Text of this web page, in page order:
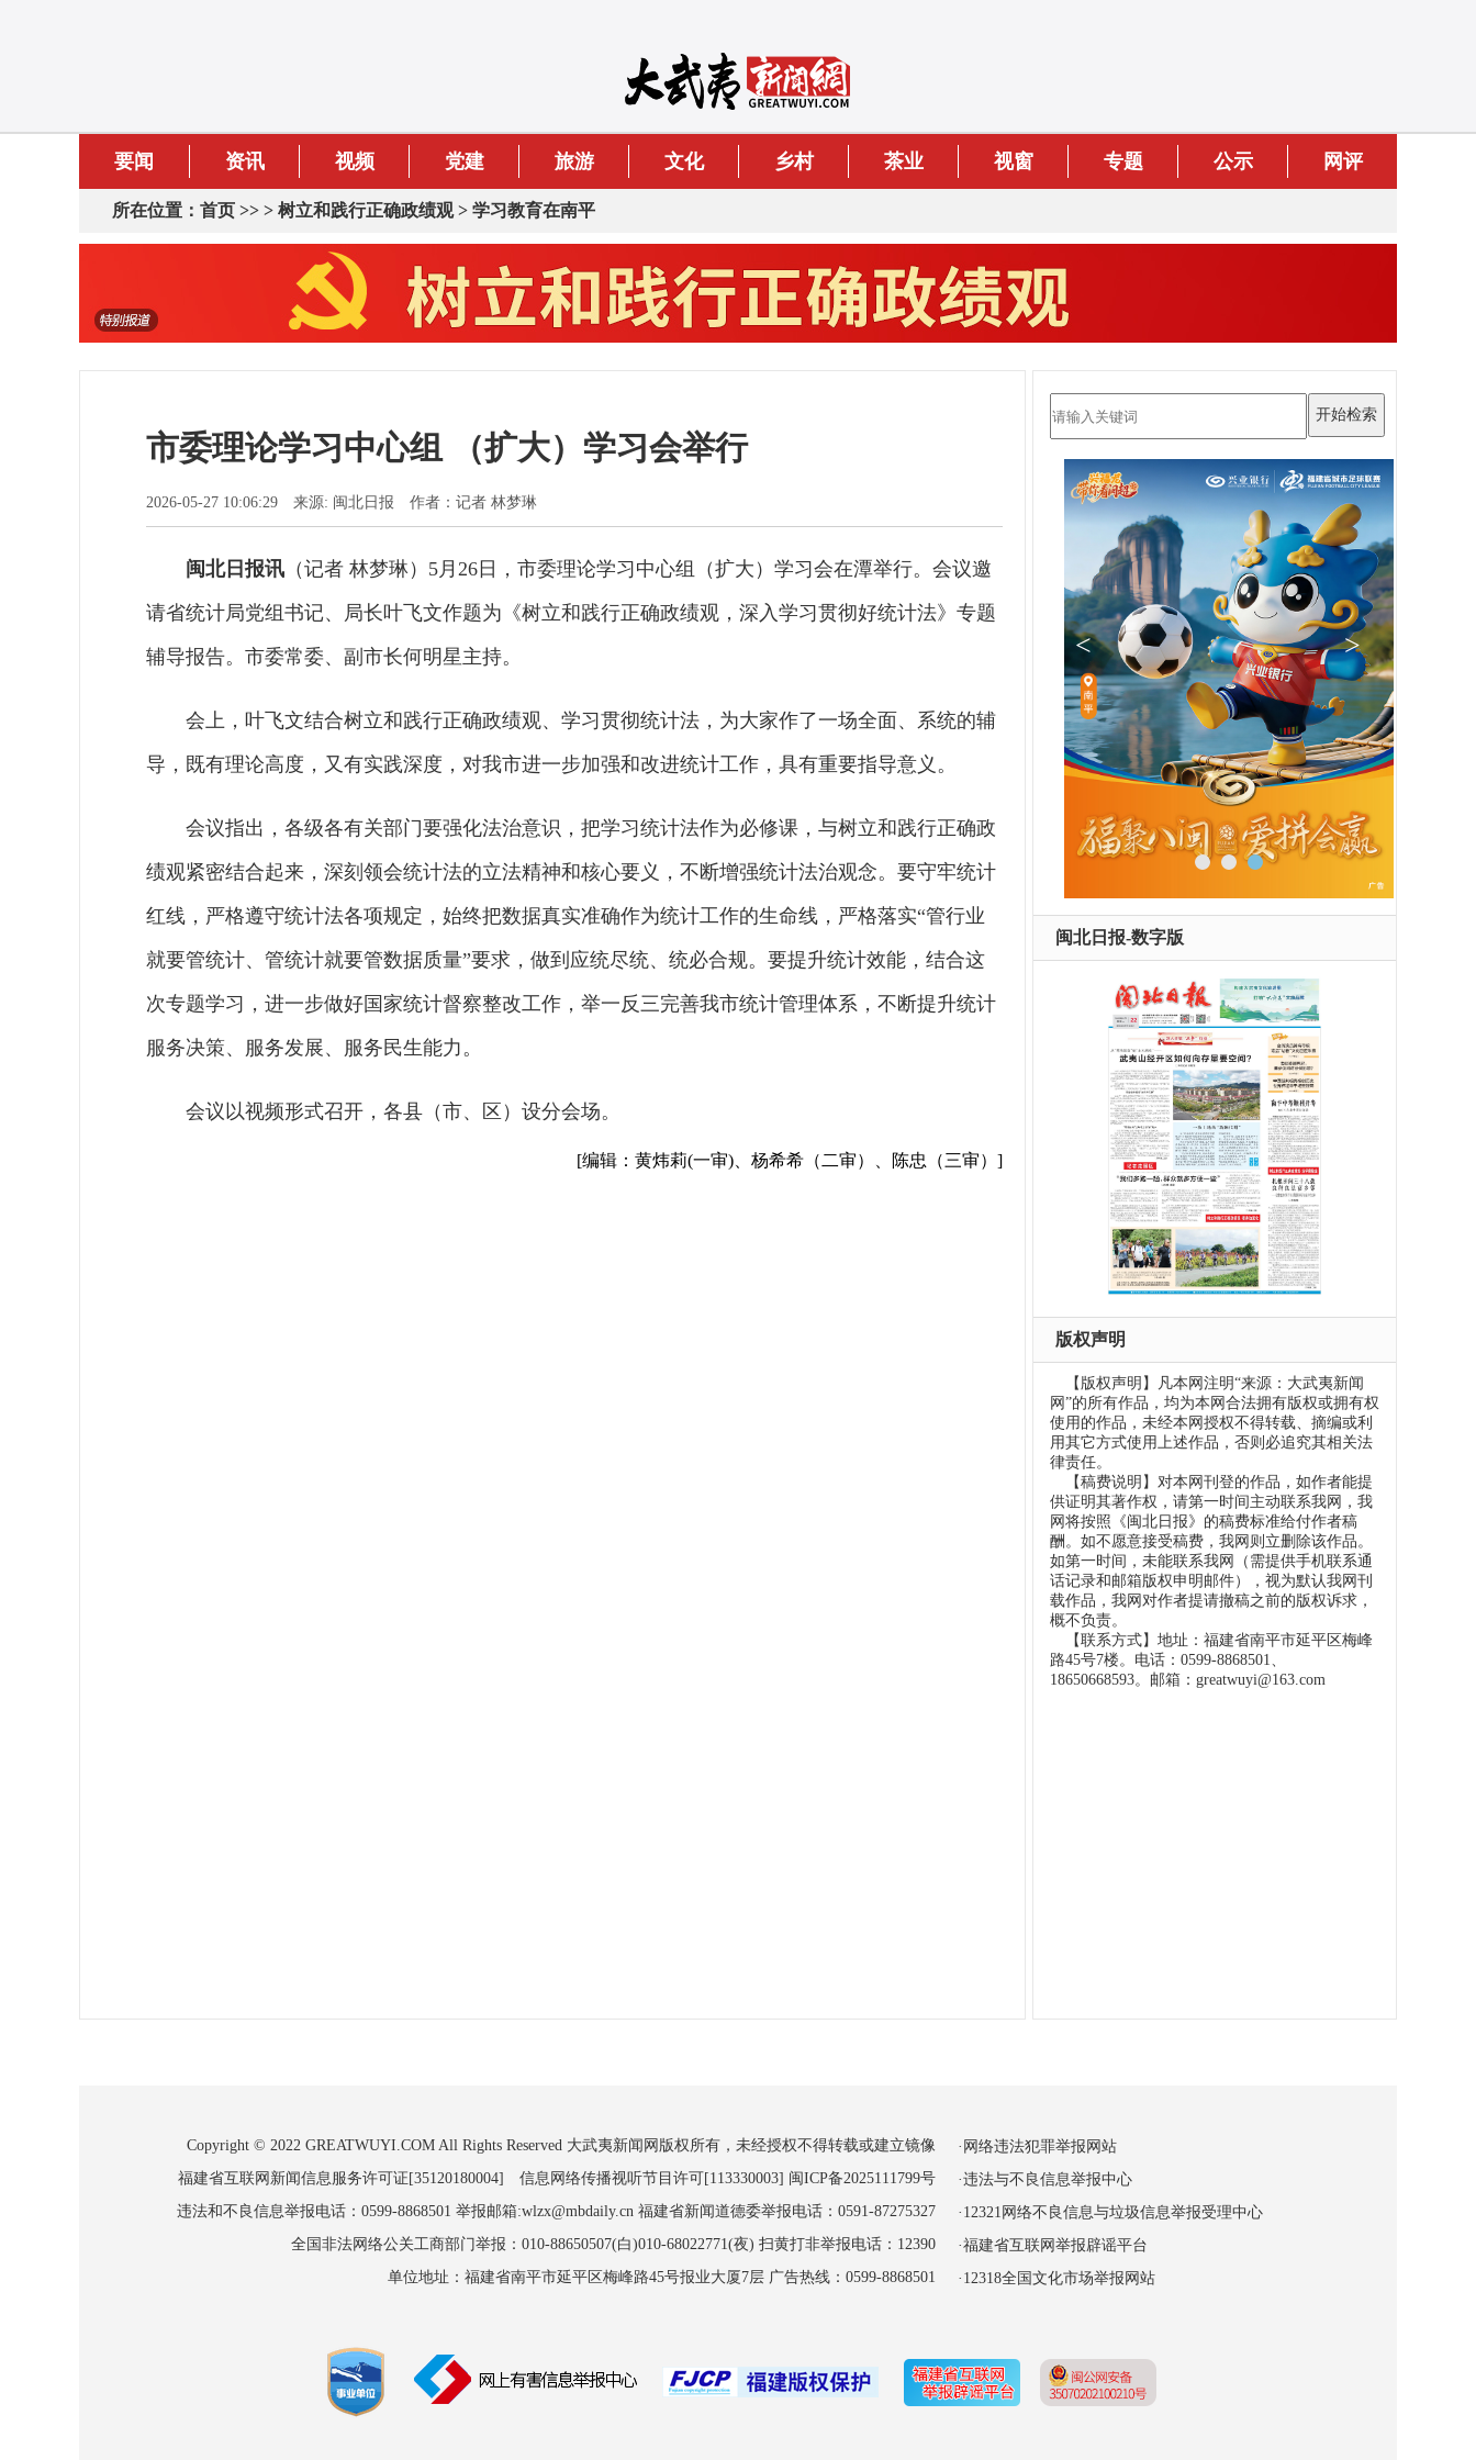
要闻 资讯 视频 党建 旅游 文化 乡村 茶业 视窗 专题 公示 网评
所在位置： 首页 >> > 树立和践行正确政绩观> 学习教育在南平
市委理论学习中心组 （扩大）学习会举行
2026-05-27 10:06:29 来源: 闽北日报 作者：记者 林梦琳
闽北日报讯 （记者 林梦琳）5月26日，市委理论学习中心组（扩大）学习会在潭举行。会议邀
请省统计局党组书记、局长叶飞文作题为《树立和践行正确政绩观，深入学习贯彻好统计法》专题
辅导报告。市委常委、副市长何明星主持。
会上，叶飞文结合树立和践行正确政绩观、学习贯彻统计法，为大家作了一场全面、系统的辅
导，既有理论高度，又有实践深度，对我市进一步加强和改进统计工作，具有重要指导意义。
会议指出，各级各有关部门要强化法治意识，把学习统计法作为必修课，与树立和践行正确政
绩观紧密结合起来，深刻领会统计法的立法精神和核心要义，不断增强统计法治观念。要守牢统计
红线，严格遵守统计法各项规定，始终把数据真实准确作为统计工作的生命线，严格落实“管行业
就要管统计、管统计就要管数据质量”要求，做到应统尽统、统必合规。要提升统计效能，结合这
次专题学习，进一步做好国家统计督察整改工作，举一反三完善我市统计管理体系，不断提升统计
服务决策、服务发展、服务民生能力。
会议以视频形式召开，各县（市、区）设分会场。
[编辑：黄炜莉(一审)、杨希希（二审）、陈忠（三审）]
闽北日报-数字版
版权声明
【版权声明】凡本网注明“来源：大武夷新闻
网”的所有作品，均为本网合法拥有版权或拥有权
使用的作品，未经本网授权不得转载、摘编或利
用其它方式使用上述作品，否则必追究其相关法
律责任。
【稿费说明】对本网刊登的作品，如作者能提
供证明其著作权，请第一时间主动联系我网，我
网将按照《闽北日报》的稿费标准给付作者稿
酬。如不愿意接受稿费，我网则立删除该作品。
如第一时间，未能联系我网（需提供手机联系通
话记录和邮箱版权申明邮件），视为默认我网刊
载作品，我网对作者提请撤稿之前的版权诉求，
概不负责。
【联系方式】地址：福建省南平市延平区梅峰
路45号7楼。电话：0599-8868501、
18650668593。邮箱：greatwuyi@163.com
Copyright © 2022 GREATWUYI.COM All Rights Reserved 大武夷新闻网版权所有，未经授权不得转载或建立镜像
福建省互联网新闻信息服务许可证[35120180004] 信息网络传播视听节目许可[113330003] 闽ICP备2025111799号
违法和不良信息举报电话：0599-8868501 举报邮箱:wlzx@mbdaily.cn 福建省新闻道德委举报电话：0591-87275327
全国非法网络公关工商部门举报：010-88650507(白)010-68022771(夜) 扫黄打非举报电话：12390
单位地址：福建省南平市延平区梅峰路45号报业大厦7层 广告热线：0599-8868501
·网络违法犯罪举报网站
·违法与不良信息举报中心
·12321网络不良信息与垃圾信息举报受理中心
·福建省互联网举报辟谣平台
·12318全国文化市场举报网站